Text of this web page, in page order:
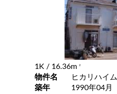
1K / 16.36m 2
物件名
ヒカリハイム
築年
1990年04月